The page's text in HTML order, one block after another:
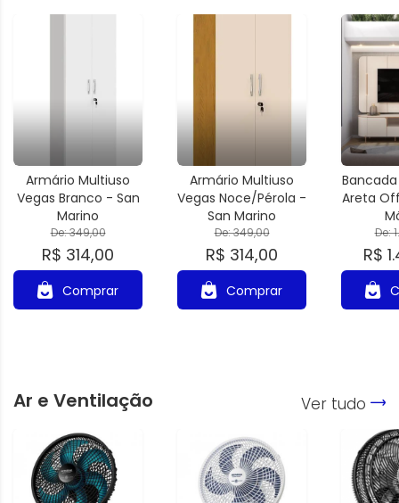
Armário Multiuso
Vegas Branco - San
Marino
De: 349,00
R$ 314,00
Comprar
Armário Multiuso
Vegas Noce/Pérola -
San Marino
De: 349,00
R$ 314,00
Comprar
Areta
De:
R$
Ar e Ventilação Ver tudo